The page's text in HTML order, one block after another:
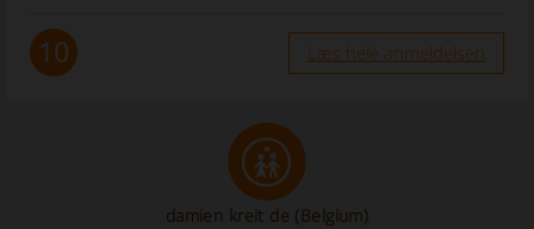
10 Læs hele anmeldelsen
damien kreit de (Belgium)